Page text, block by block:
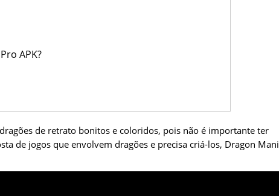
APK?
de retrato bonitos e coloridos, pois não é importante ter
de jogos que envolvem dragões e precisa criá-los, Dragon